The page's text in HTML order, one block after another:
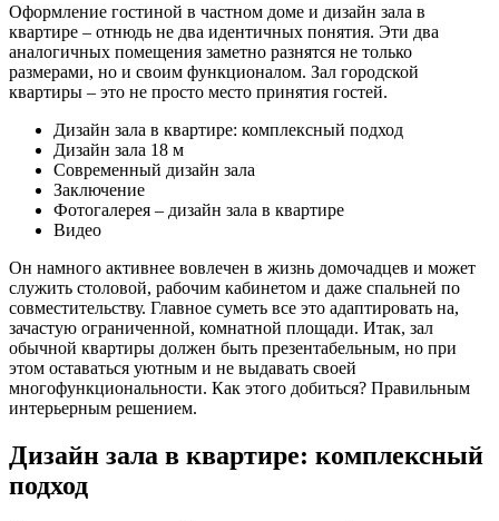
Оформление гостиной в частном доме и дизайн зала в
квартире – отнюдь не два идентичных понятия. Эти два
аналогичных помещения заметно разнятся не только
размерами, но и своим функционалом. Зал городской
квартиры – это не просто место принятия гостей.
Дизайн зала в квартире: комплексный подход
Дизайн зала 18 м
Современный дизайн зала
Заключение
Фотогалерея – дизайн зала в квартире
Видео
Он намного активнее вовлечен в жизнь домочадцев и может
служить столовой, рабочим кабинетом и даже спальней по
совместительству. Главное суметь все это адаптировать на,
зачастую ограниченной, комнатной площади. Итак, зал
обычной квартиры должен быть презентабельным, но при
этом оставаться уютным и не выдавать своей
многофункциональности. Как этого добиться? Правильным
интерьерным решением.
Дизайн зала в квартире: комплексный
подход